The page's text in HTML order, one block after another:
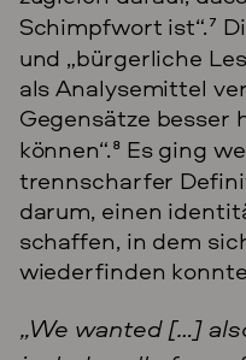
Schimpfwort ist“.7
und „bürgerliche
als Analysemittel
Gegensätze besser
können“.8Es ging
trennscharfer
darum, einen
schaffen, in dem
wiederfinden
„We wanted […]